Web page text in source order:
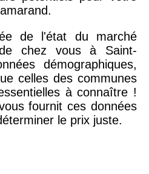
de l'état du marché
chez vous à Saint-
démographiques,
celles des communes
à connaître !
fournit ces données
le prix juste.